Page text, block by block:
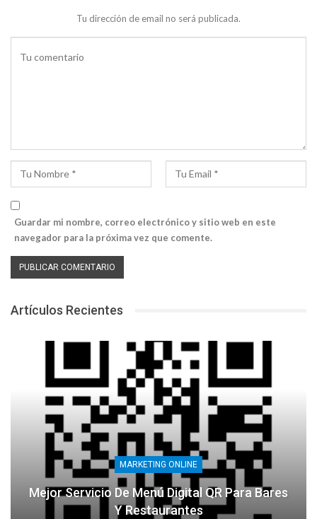
Tu dirección de email no será publicada.
Guardar mi nombre, correo electrónico y sitio web en este
navegador para la próxima vez que comente.
Artículos Recientes
MARKETING ONLINE
Mejor Servicio De Menú Digital QR Para Bares
Y Restaurantes